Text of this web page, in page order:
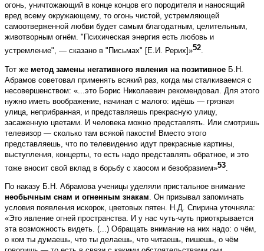
огонь, уничтожающий в конце концов его породителя и наносящий
вред всему окружающему, то огонь чистой, устремляющей
самоотверженной любви будет самым благодатным, целительным,
животворным огнём. "Психическая энергия есть любовь и
устремление", — сказано в "Письмах" [Е.И. Рерих]»52.
Тот же метод замены негативного явления на позитивное Б.Н.
Абрамов советовал применять всякий раз, когда мы сталкиваемся с
несовершенством: «...это Борис Николаевич рекомендовал. Для этого
нужно иметь воображение, начиная с малого: идёшь — грязная
улица, неприбранная, и представляешь прекрасную улицу,
засаженную цветами. И человека можно представлять. Или смотришь
телевизор — сколько там всякой пакости! Вместо этого
представляешь, что по телевидению идут прекрасные картины,
выступления, концерты, то есть надо представлять обратное, и это
тоже вносит свой вклад в борьбу с хаосом и безобразием»53.
По наказу Б.Н. Абрамова ученицы уделяли пристальное внимание
необычным снам и огненным знакам. Он призывал запоминать
условия появления искорок, цветовых пятен. Н.Д. Спирина уточняла:
«Это явление огней пространства. И у нас чуть-чуть приоткрывается
эта возможность видеть. (...) Обращать внимание на них надо: о чём,
о ком ты думаешь, что ты делаешь, что читаешь, пишешь, о чём